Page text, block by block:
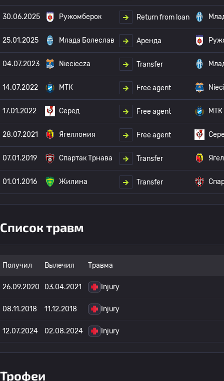
30.06.2025 Ружомберок Return from loan
25.01.2025 Млада Болеслав Аренда
04.07.2023 Nieciecza Transfer
14.07.2022 МТК Free agent
17.01.2022 Серед Free agent МТК
28.07.2021 Ягеллония Free agent
07.01.2019 Спартак Трнава Transfer
01.01.2016 Жилина Transfer
Список травм
Получил Вылечил Травма
26.09.2020 03.04.2021 Injury
08.11.2018 11.12.2018 Injury
12.07.2024 02.08.2024 Injury
Трофеи